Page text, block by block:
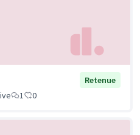
Retenue
1 0